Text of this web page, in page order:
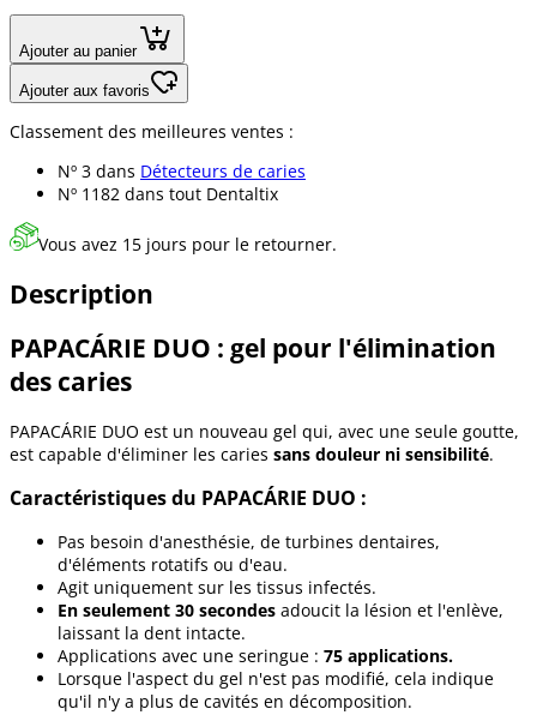
Ajouter au panier
Ajouter aux favoris
Classement des meilleures ventes :
Nº 3 dans Détecteurs de caries
Nº 1182 dans tout Dentaltix
Vous avez 15 jours pour le retourner.
Description
PAPACÁRIE DUO : gel pour l'élimination
des caries
PAPACÁRIE DUO est un nouveau gel qui, avec une seule goutte,
est capable d'éliminer les caries sans douleur ni sensibilité.
Caractéristiques du PAPACÁRIE DUO :
Pas besoin d'anesthésie, de turbines dentaires,
d'éléments rotatifs ou d'eau.
Agit uniquement sur les tissus infectés.
En seulement 30 secondes adoucit la lésion et l'enlève,
laissant la dent intacte.
Applications avec une seringue : 75 applications.
Lorsque l'aspect du gel n'est pas modifié, cela indique
qu'il n'y a plus de cavités en décomposition.